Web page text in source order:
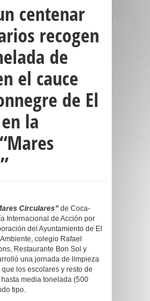
centenar
recogen
de
el cauce
de El
la
Circulares” de Coca-
Internacional de Acción por
del Ayuntamiento de El
colegio Rafael
Restaurante Bon Sol y
una jornada de limpieza
los escolares y resto de
media tonelada (500
tipo.